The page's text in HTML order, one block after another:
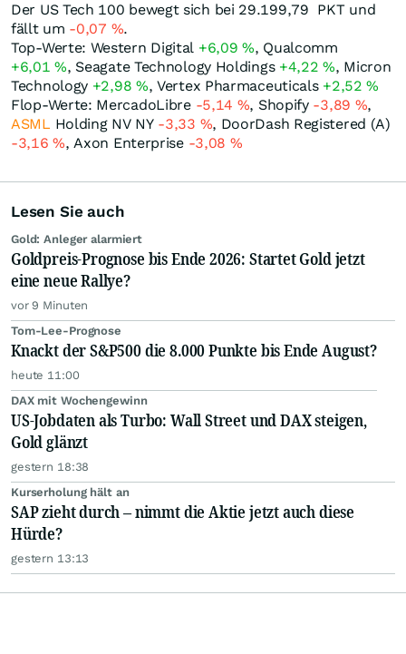
Der US Tech 100 bewegt sich bei 29.199,79 PKTund
fällt um -0,07 %.
Top-Werte: Western Digital +6,09%, Qualcomm
+6,01%, Seagate Technology Holdings +4,22%, Micron
Technology +2,98 %, Vertex Pharmaceuticals +2,52%
Flop-Werte: MercadoLibre -5,14 %, Shopify -3,89 %,
ASML Holding NV NY -3,33 %, DoorDash Registered (A)
-3,16%, Axon Enterprise -3,08 %
Lesen Sie auch
Gold: Anleger alarmiert
Goldpreis-Prognose bis Ende 2026: Startet Gold jetzt
eine neue Rallye?
vor 9 Minuten
Tom-Lee-Prognose
Knackt der S&P500 die 8.000 Punkte bis Ende August?
heute 11:00
DAX mit Wochengewinn
US-Jobdaten als Turbo: Wall Street und DAX steigen,
Gold glänzt
gestern 18:38
Kurserholung hält an
SAP zieht durch – nimmt die Aktie jetzt auch diese
Hürde?
gestern 13:13